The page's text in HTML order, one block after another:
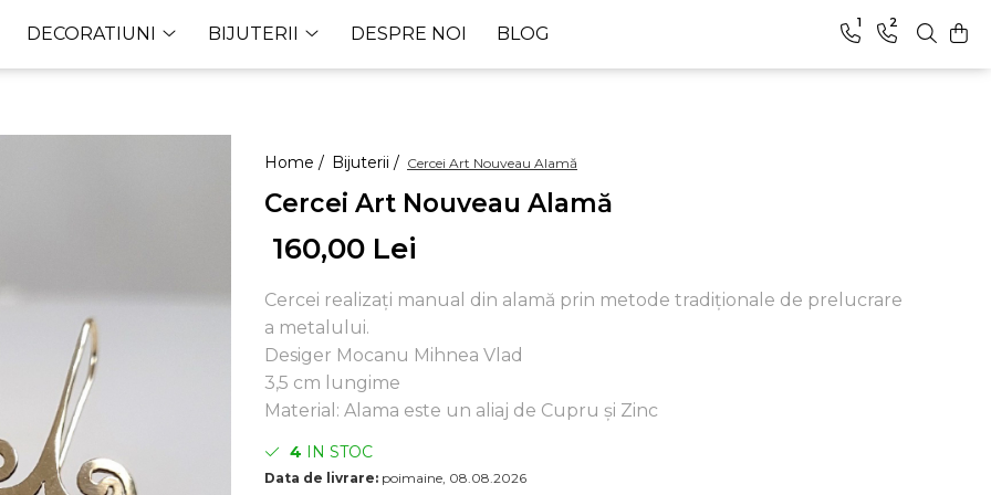
DECORATIUNI BIJUTERII DESPRE NOI BLOG
1 2
Home / Bijuterii / Cercei Art Nouveau Alamă
Cercei Art Nouveau Alamă
160,00 Lei
Cercei realizați manual din alamă prin metode tradiționale de prelucrare
a metalului.
Desiger Mocanu Mihnea Vlad
3,5 cm lungime
Material: Alama este un aliaj de Cupru și Zinc
4 IN STOC
Data de livrare: poimaine, 08.08.2026